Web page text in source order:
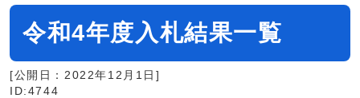
令和4年度入札結果一覧
[公開日：2022年12月1日]
ID:4744